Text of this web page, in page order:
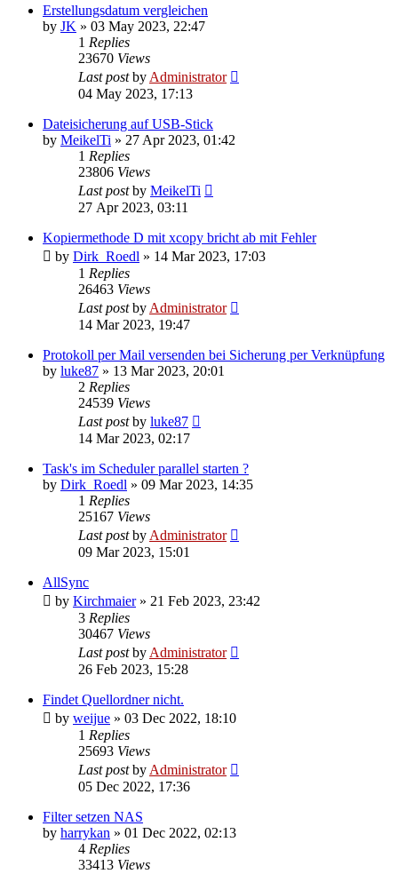
Erstellungsdatum vergleichen
by JK » 03 May 2023, 22:47
1 Replies
23670 Views
Last postby Administrator
04 May 2023, 17:13
Dateisicherung auf USB-Stick
by MeikelTi » 27 Apr 2023, 01:42
1 Replies
23806 Views
Last postby MeikelTi
27 Apr 2023, 03:11
Kopiermethode D mit xcopy bricht ab mit Fehler
by Dirk_Roedl » 14 Mar 2023, 17:03
1 Replies
26463 Views
Last postby Administrator
14 Mar 2023, 19:47
Protokoll per Mail versenden bei Sicherung per Verknüpfung
by luke87 » 13 Mar 2023, 20:01
2 Replies
24539 Views
Last postby luke87
14 Mar 2023, 02:17
Task's im Scheduler parallel starten ?
by Dirk_Roedl » 09 Mar 2023, 14:35
1 Replies
25167 Views
Last postby Administrator
09 Mar 2023, 15:01
AllSync
by Kirchmaier» 21 Feb 2023, 23:42
3 Replies
30467 Views
Last postby Administrator
26 Feb 2023, 15:28
Findet Quellordner nicht.
by weijue » 03 Dec 2022, 18:10
1 Replies
25693 Views
Last postby Administrator
05 Dec 2022, 17:36
Filter setzen NAS
by harrykan » 01 Dec 2022, 02:13
4 Replies
33413 Views